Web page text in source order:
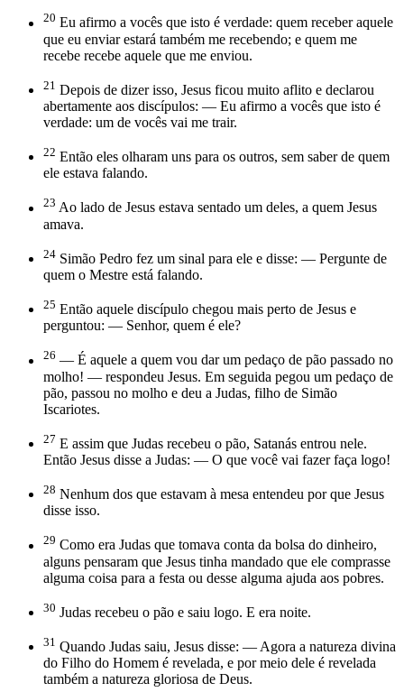
20 Eu afirmo a vocês que isto é verdade: quem receber aquele
que eu enviar estará também me recebendo; e quem me
recebe recebe aquele que me enviou.
21 Depois de dizer isso, Jesus ficou muito aflito e declarou
abertamente aos discípulos: — Eu afirmo a vocês que isto é
verdade: um de vocês vai me trair.
22 Então eles olharam uns para os outros, sem saber de quem
ele estava falando.
23 Ao lado de Jesus estava sentado um deles, a quem Jesus
amava.
24 Simão Pedro fez um sinal para ele e disse: — Pergunte de
quem o Mestre está falando.
25 Então aquele discípulo chegou mais perto de Jesus e
perguntou: — Senhor, quem é ele?
26 — É aquele a quem vou dar um pedaço de pão passado no
molho! — respondeu Jesus. Em seguida pegou um pedaço de
pão, passou no molho e deu a Judas, filho de Simão
Iscariotes.
27 E assim que Judas recebeu o pão, Satanás entrou nele.
Então Jesus disse a Judas: — O que você vai fazer faça logo!
28 Nenhum dos que estavam à mesa entendeu por que Jesus
disse isso.
29 Como era Judas que tomava conta da bolsa do dinheiro,
alguns pensaram que Jesus tinha mandado que ele comprasse
alguma coisa para a festa ou desse alguma ajuda aos pobres.
30 Judas recebeu o pão e saiu logo. E era noite.
31 Quando Judas saiu, Jesus disse: — Agora a natureza divina
do Filho do Homem é revelada, e por meio dele é revelada
também a natureza gloriosa de Deus.